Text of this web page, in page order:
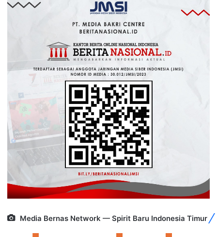
Media Bernas Network — Spirit Baru Indonesia Timur